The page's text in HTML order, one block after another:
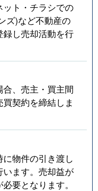
ト・チラシでの
ズ)など不動産の
し売却活動を行
、売主・買主間
契約を締結しま
物件の引き渡し
います。売却益が
要となります。